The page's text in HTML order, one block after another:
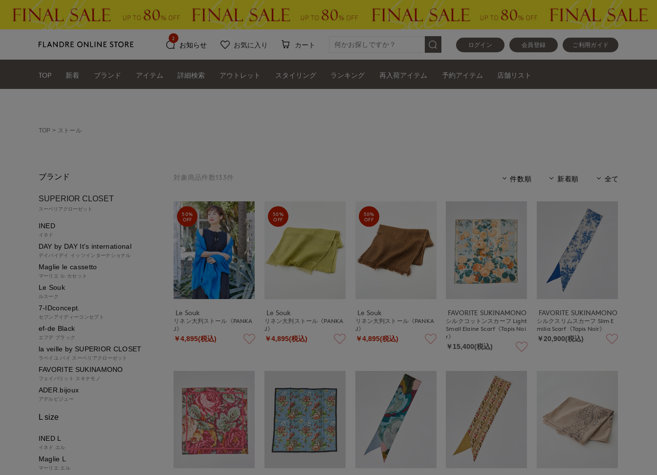
ログイン 会員登録 ご利用ガイド
お知らせ
2
お気に入り カート
TOP 新着 ブランド アイテム 詳細検索 アウトレット スタイリング ランキング 再入荷アイテム 予約アイテム 店舗リスト
TOP ストール
件数順 新着順 全て
対象商品件数133件
50%
OFF
Le Souk
リネン大判ストール《PANKA
J》
￥4,895(税込)
50%
OFF
Le Souk
リネン大判ストール《PANKA
J》
￥4,895(税込)
50%
OFF
Le Souk
リネン大判ストール《PANKA
J》
￥4,895(税込)
FAVORITE SUKINAMONO
シルクコットンスカーフ Light
Small Elaine Scarf《Tapis Noi
r》
￥15,400(税込)
FAVORITE SUKINAMONO
シルクスリムスカーフ Slim E
milia Scarf《Tapis Noir》
￥20,900(税込)
ブランド
SUPERIOR CLOSET
スーペリアクローゼット
INED
イネド
DAY by DAY It's international
デイバイデイ イッツインターナショナル
Maglie le cassetto
マーリエ ル カセット
Le Souk
ルスーク
7-IDconcept.
セブンアイディーコンセプト
ef-de Black
エフデ ブラック
la veille by SUPERIOR CLOSET
ラベイユ バイ スーペリアクローゼット
FAVORITE SUKINAMONO
フェイバリット スキナモノ
ADER.bijoux
アデルビジュー
L size
INED L
イネド エル
Maglie L
マーリエ エル